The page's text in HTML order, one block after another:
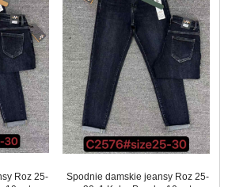
Roz 25-
Spodnie damskie jeansy Roz 25-